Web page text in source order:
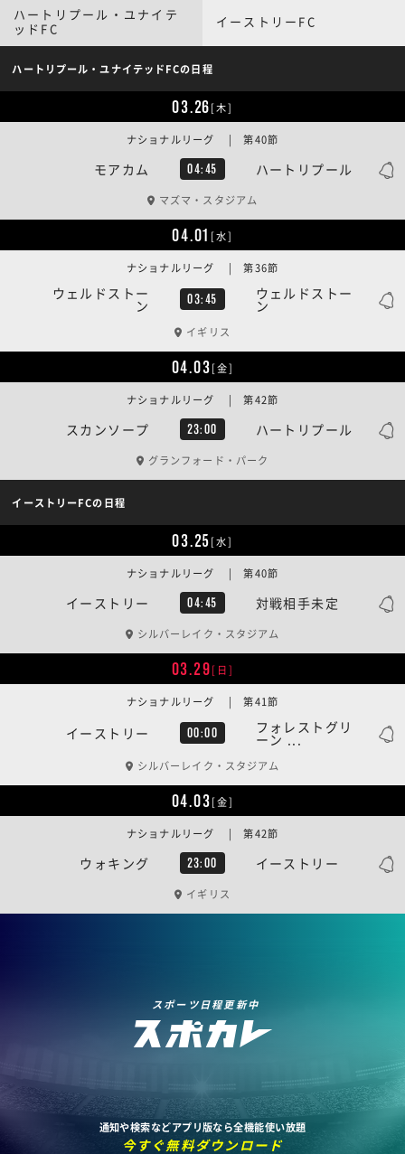
ハートリプール・ユナイテ
ッドFC
イーストリーFC
ハートリプール・ユナイテッドFCの日程
03.26[木]
モアカム 04:45 ハートリプール
ナショナルリーグ | 第40節
マズマ・スタジアム
04.01 [水]
ウェルドストー
ン 03:45 ウェルドストー
ン
ナショナルリーグ | 第36節
イギリス
04.03[金]
スカンソープ 23:00 ハートリプール
ナショナルリーグ | 第42節
グランフォード・パーク
イーストリーFCの日程
03.25[水]
イーストリー 04:45 対戦相手未定
ナショナルリーグ | 第40節
シルバーレイク・スタジアム
03.29[日]
イーストリー 00:00 フォレストグリ
ーン ...
ナショナルリーグ | 第41節
シルバーレイク・スタジアム
04.03[金]
ウォキング 23:00 イーストリー
ナショナルリーグ | 第42節
イギリス
スポーツ日程更新中
通知や検索などアプリ版なら全機能使い放題
今すぐ無料ダウンロード